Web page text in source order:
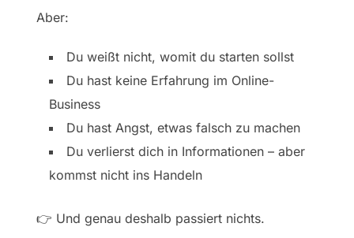
Aber:
Du weißt nicht, womit du starten sollst
Du hast keine Erfahrung im Online-
Business
Du hast Angst, etwas falsch zu machen
Du verlierst dich in Informationen – aber
kommst nicht ins Handeln
👉 Und genau deshalb passiert nichts.